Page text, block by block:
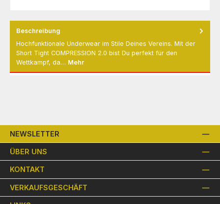
Beschreibung
Hochfunktionale Underwear im Stile Deines Vereins. Mit der
Short Tight COMPRESSION 2.0 bist Du perfekt für den
Wettkampf, da… Mehr
NEWSLETTER
ÜBER UNS
KONTAKT
VERKAUFSGESCHÄFT